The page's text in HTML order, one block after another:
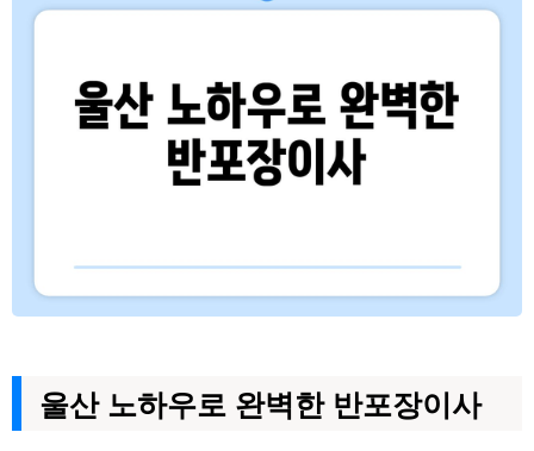
울산 노하우로 완벽한 반포장이사